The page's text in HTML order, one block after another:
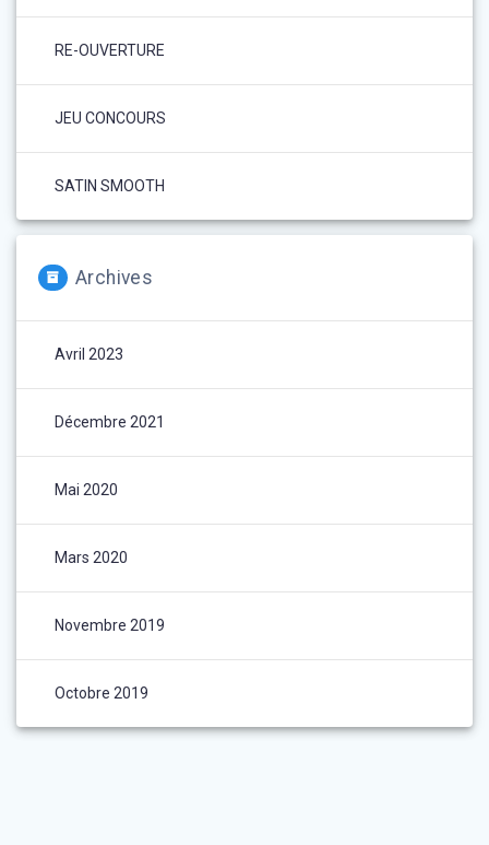
RE-OUVERTURE
JEU CONCOURS
SATIN SMOOTH
Archives
Avril 2023
Décembre 2021
Mai 2020
Mars 2020
Novembre 2019
Octobre 2019